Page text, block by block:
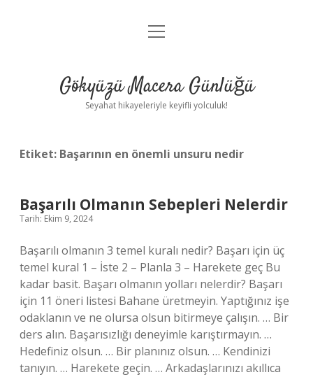
Anasayfa
Yasal Uyarı
menüyü
Gökyüzü Macera Günlüğü
Seyahat hikayeleriyle keyifli yolculuk!
Etiket: Başarının en önemli unsuru nedir
Başarılı Olmanın Sebepleri Nelerdir
Tarih: Ekim 9, 2024
Başarılı olmanın 3 temel kuralı nedir? Başarı için üç
temel kural 1 – İste 2 – Planla 3 – Harekete geç Bu
kadar basit. Başarı olmanın yolları nelerdir? Başarı
için 11 öneri listesi Bahane üretmeyin. Yaptığınız işe
odaklanın ve ne olursa olsun bitirmeye çalışın. … Bir
ders alın. Başarısızlığı deneyimle karıştırmayın. …
Hedefiniz olsun. … Bir planınız olsun. … Kendinizi
tanıyın. … Harekete geçin. … Arkadaşlarınızı akıllıca